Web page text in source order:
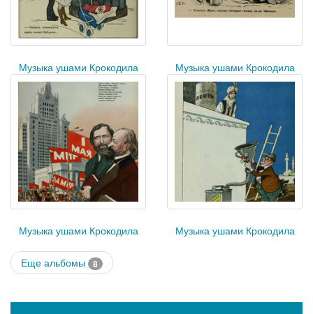
Музыка ушами Крокодила Музыка ушами Крокодила
Музыка ушами Крокодила Музыка ушами Крокодила
Еще альбомы 8